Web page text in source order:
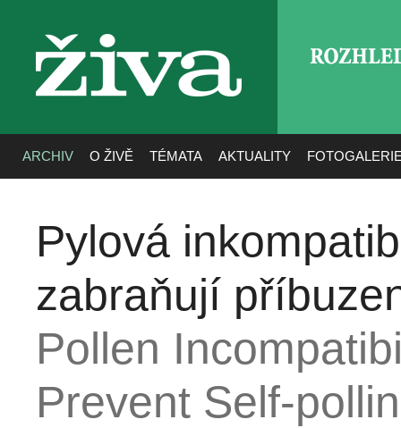
živa
ARCHIV O ŽIVĚ TÉMATA AKTUALITY
Pylová
zabraňují
Pollen
Prevent Self-